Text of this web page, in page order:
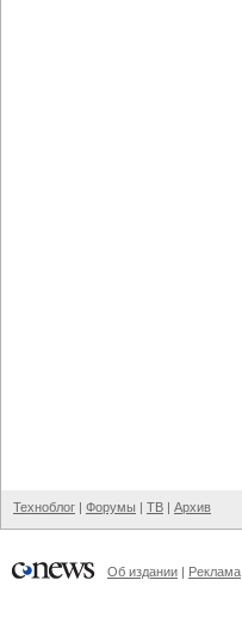
Техноблог | Форумы | ТВ | Архив
Об издании | Реклама